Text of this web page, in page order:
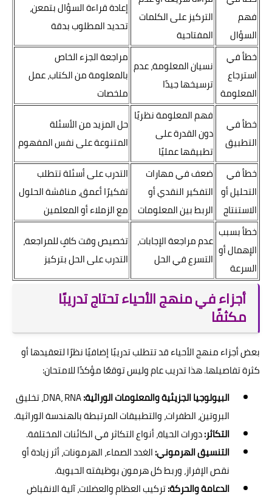
فهم
السؤال
التركيز على الكلمات
المفتاحية
إعادة قراءة السؤال بتمعن،
تحديد المطلوب بدقة
خطأ في
استرجاع
المعلومة
نسيان المعلومة، عدم
ترسيخها جيدًا
مراجعة الجزء الخاص
بالمعلومة من الكتاب، عمل
ملخصات
خطأ في
التطبيق
فهم المعلومة نظريًا
دون القدرة على
تطبيقها عمليًا
حل المزيد من الأسئلة
المتنوعة على نفس المفهوم
خطأ في
التحليل أو
الاستنتاج
ضعف في مهارات
التفكير النقدي أو
الربط بين المعلومات
التدرب على أسئلة تتطلب
تفكيرًا أعمق، مناقشة الحلول
مع الزملاء أو المعلمين
خطأ بسبب
الإهمال أو
السرعة
عدم مراجعة الإجابات،
التسرع في الحل
تخصيص وقت كافٍ للمراجعة،
التدرب على الحل بتركيز
أجزاء في منهج الأحياء تحتاج تدريبًا
مكثفًا
بعض أجزاء منهج الأحياء قد تتطلب تدريبًا إضافيًا نظرًا لتعقيدها أو
كثرة تفاصيلها. هذا تدريب عام وليس توقعًا مؤكدًا للامتحان:
البيولوجيا الجزيئية والمعلومات الوراثية:
DNA، RNA، تخليق
البروتين، الطفرات، والتطبيقات المرتبطة بالهندسة الوراثية.
التكاثر:دورات الحياة، أنواع التكاثر في الكائنات المختلفة.
التنسيق الهرموني:الغدد الصماء، الهرمونات، أثر زيادة أو
نقص الإفراز، وربط كل هرمون بوظيفته الحيوية.
الدعامة والحركة:تركيب العظام والعضلات، آلية الانقباض